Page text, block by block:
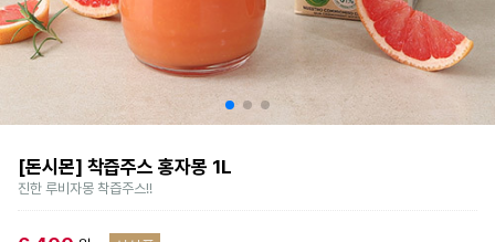
[돈시몬] 착즙주스 홍자몽 1L
진한 루비자몽 착즙주스!!